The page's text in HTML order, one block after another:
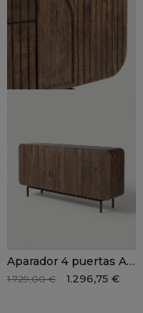
Aparador 4 puertas ANTICO
1.729,00 € 1.296,75 €